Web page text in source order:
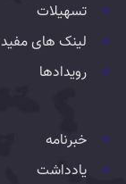
تسهیلات
لینک های مفید
رویدادها
خبرنامه
یادداشت